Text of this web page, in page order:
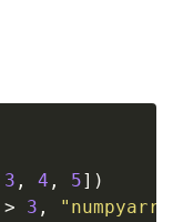
3 , 4 , 5] )
> 3 ,